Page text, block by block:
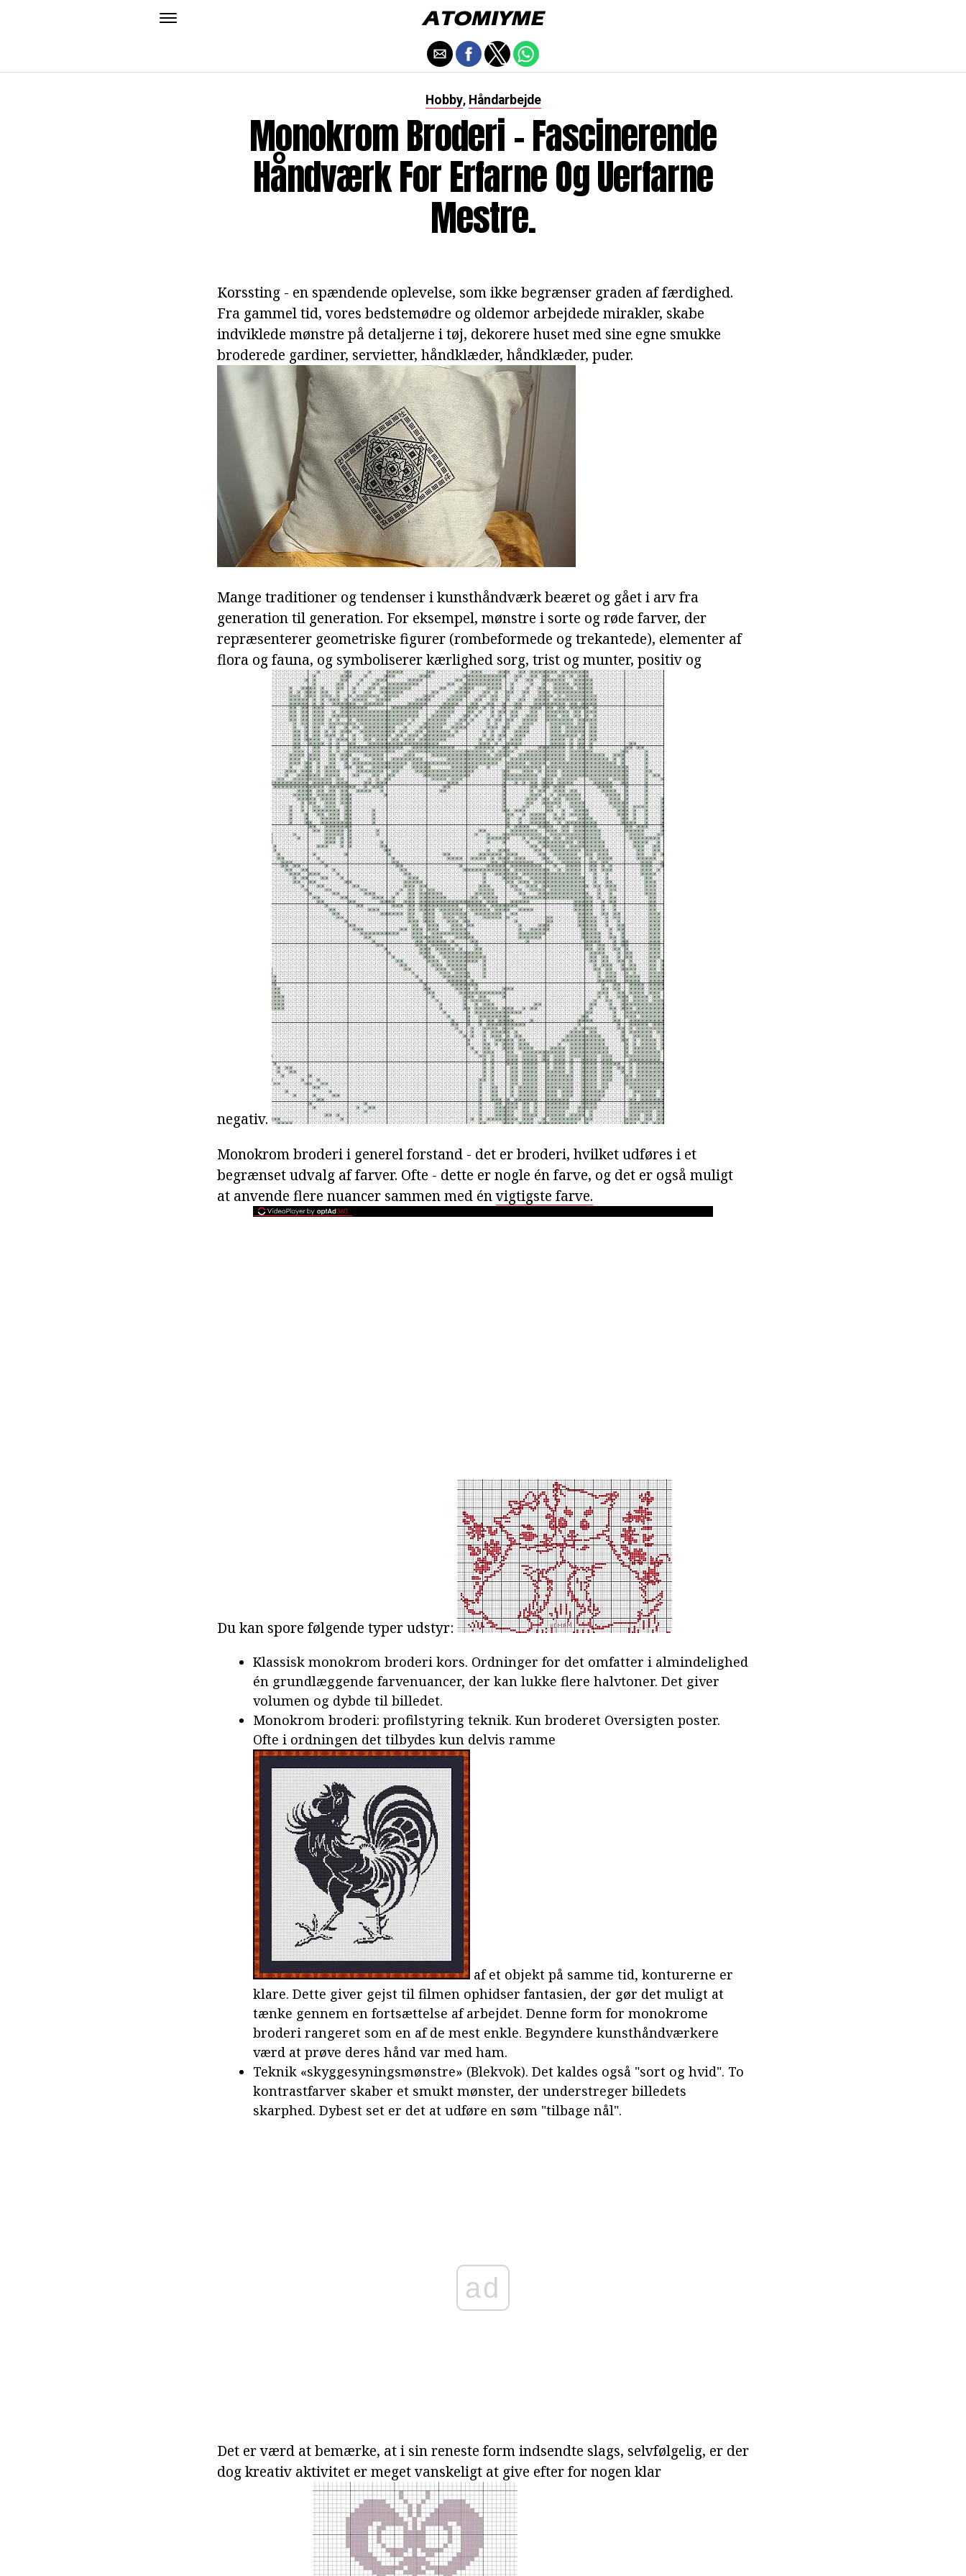
Hobby, Håndarbejde
Monokrom Broderi - Fascinerende
Håndværk For Erfarne Og Uerfarne
Mestre.
Korssting - en spændende oplevelse, som ikke begrænser graden af færdighed.
Fra gammel tid, vores bedstemødre og oldemor arbejdede mirakler, skabe
indviklede mønstre på detaljerne i tøj, dekorere huset med sine egne smukke
broderede gardiner, servietter, håndklæder, håndklæder, puder.
Mange traditioner og tendenser i kunsthåndværk beæret og gået i arv fra
generation til generation. For eksempel, mønstre i sorte og røde farver, der
repræsenterer geometriske figurer (rombeformede og trekantede), elementer af
flora og fauna, og symboliserer kærlighed sorg, trist og munter, positiv og
negativ.
Monokrom broderi i generel forstand - det er broderi, hvilket udføres i et
begrænset udvalg af farver. Ofte - dette er nogle én farve, og det er også muligt
at anvende flere nuancer sammen med énvigtigste farve.
Du kan spore følgende typer udstyr:
Klassisk monokrom broderi kors. Ordninger for det omfatter i almindelighed
én grundlæggende farvenuancer, der kan lukke flere halvtoner. Det giver
volumen og dybde til billedet.
Monokrom broderi: profilstyring teknik. Kun broderet Oversigten poster.
Ofte i ordningen det tilbydes kun delvis ramme
af et objekt på samme tid, konturerne er
klare. Dette giver gejst til filmen ophidser fantasien, der gør det muligt at
tænke gennem en fortsættelse af arbejdet. Denne form for monokrome
broderi rangeret som en af de mest enkle. Begyndere kunsthåndværkere
værd at prøve deres hånd var med ham.
Teknik «skyggesyningsmønstre» (Blekvok). Det kaldes også "sort og hvid". To
kontrastfarver skaber et smukt mønster, der understreger billedets
skarphed. Dybest set er det at udføre en søm "tilbage nål".
ad
Det er værd at bemærke, at i sin reneste form indsendte slags, selvfølgelig, er der
dog kreativ aktivitet er meget vanskeligt at give efter for nogen klar